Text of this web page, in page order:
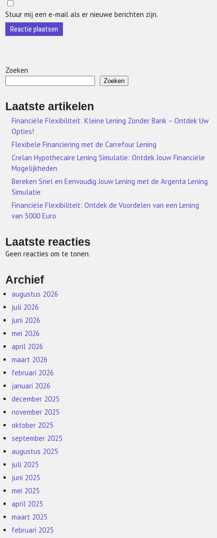
Stuur mij een e-mail als er nieuwe berichten zijn.
Zoeken
Zoeken
Laatste artikelen
Financiële Flexibiliteit: Kleine Lening Zonder Bank – Ontdek Uw
Opties!
Flexibele Financiering met de Carrefour Lening
Crelan Hypothecaire Lening Simulatie: Ontdek Jouw Financiële
Mogelijkheden
Bereken Snel en Eenvoudig Jouw Lening met de Argenta Lening
Simulatie
Financiële Flexibiliteit: Ontdek de Voordelen van een Lening
van 5000 Euro
Laatste reacties
Geen reacties om te tonen.
Archief
augustus 2026
juli 2026
juni 2026
mei 2026
april 2026
maart 2026
februari 2026
januari 2026
december 2025
november 2025
oktober 2025
september 2025
augustus 2025
juli 2025
juni 2025
mei 2025
april 2025
maart 2025
februari 2025